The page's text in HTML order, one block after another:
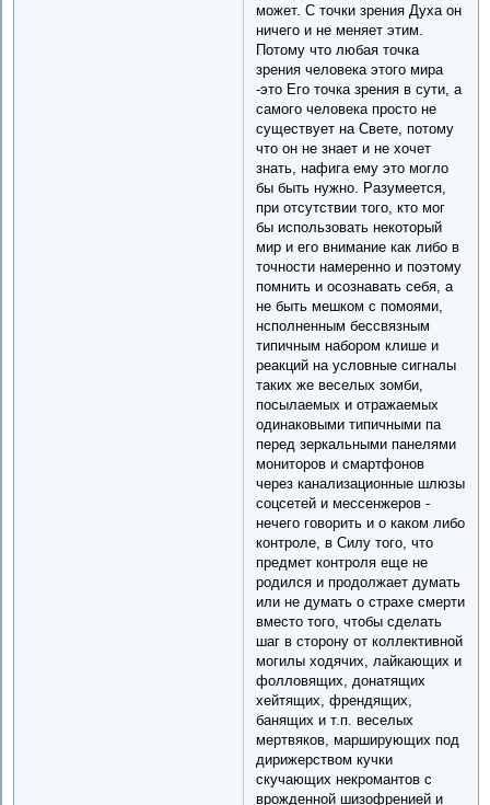
может. С точки зрения Духа он
ничего и не меняет этим.
Потому что любая точка
зрения человека этого мира
-это Его точка зрения в сути, а
самого человека просто не
существует на Свете, потому
что он не знает и не хочет
знать, нафига ему это могло
бы быть нужно. Разумеется,
при отсутствии того, кто мог
бы использовать некоторый
мир и его внимание как либо в
точности намеренно и поэтому
помнить и осознавать себя, а
не быть мешком с помоями,
нсполненным бессвязным
типичным набором клише и
реакций на условные сигналы
таких же веселых зомби,
посылаемых и отражаемых
одинаковыми типичными па
перед зеркальными панелями
мониторов и смартфонов
через канализационные шлюзы
соцсетей и мессенжеров -
нечего говорить и о каком либо
контроле, в Силу того, что
предмет контроля еще не
родился и продолжает думать
или не думать о страхе смерти
вместо того, чтобы сделать
шаг в сторону от коллективной
могилы ходячих, лайкающих и
фолловящих, донатящих
хейтящих, френдящих,
банящих и т.п. веселых
мертвяков, марширующих под
дирижерством кучки
скучающих некромантов с
врожденной шизофренией и